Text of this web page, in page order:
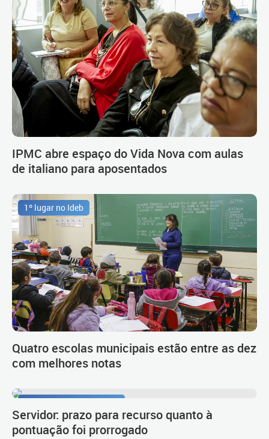
IPMC abre espaço do Vida Nova com aulas
de italiano para aposentados
1º lugar no Ideb
Quatro escolas municipais estão entre as dez
com melhores notas
Servidor: prazo para recurso quanto à
pontuação foi prorrogado